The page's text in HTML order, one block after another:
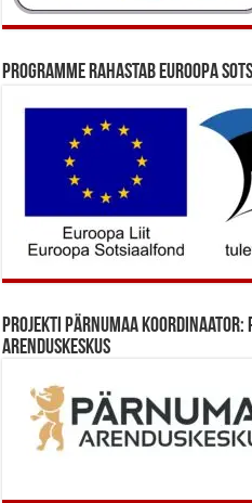
Programme rahastab Euroopa
Projekti Pärnumaa koordinaator:
Arenduskeskus